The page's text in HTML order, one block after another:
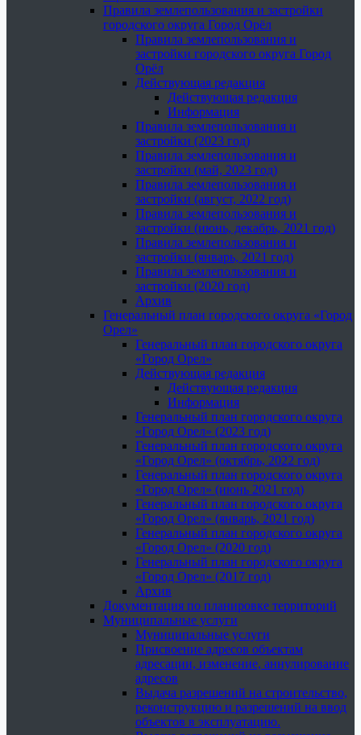
Правила землепользования и застройки
городского округа Город Орёл
Правила землепользования и
застройки городского округа Город
Орёл
Действующая редакция
Действующая редакция
Информация
Правила землепользования и
застройки (2023 год)
Правила землепользования и
застройки (май, 2023 год)
Правила землепользования и
застройки (август, 2022 год)
Правила землепользования и
застройки (июнь, декабрь, 2021 год)
Правила землепользования и
застройки (январь, 2021 год)
Правила землепользования и
застройки (2020 год)
Архив
Генеральный план городского округа «Город
Орел»
Генеральный план городского округа
«Город Орел»
Действующая редакция
Действующая редакция
Информация
Генеральный план городского округа
«Город Орел» (2023 год)
Генеральный план городского округа
«Город Орел» (октябрь, 2022 год)
Генеральный план городского округа
«Город Орел» (июнь 2021 год)
Генеральный план городского округа
«Город Орел» (январь, 2021 год)
Генеральный план городского округа
«Город Орел» (2020 год)
Генеральный план городского округа
«Город Орел» (2017 год)
Архив
Документация по планировке территорий
Муниципальные услуги
Муниципальные услуги
Присвоение адресов объектам
адресации, изменение, аннулирование
адресов
Выдача разрешений на строительство,
реконструкцию и разрешений на ввод
объектов в эксплуатацию.